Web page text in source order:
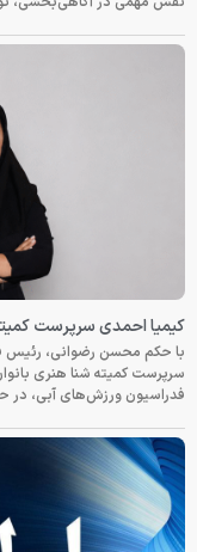
کیمیا احمدی سرپرست
با حکم محسن رضوانی، رئیس
سرپرست کمیته شنا هنری
فدراسیون ورزش‌های آبی، در